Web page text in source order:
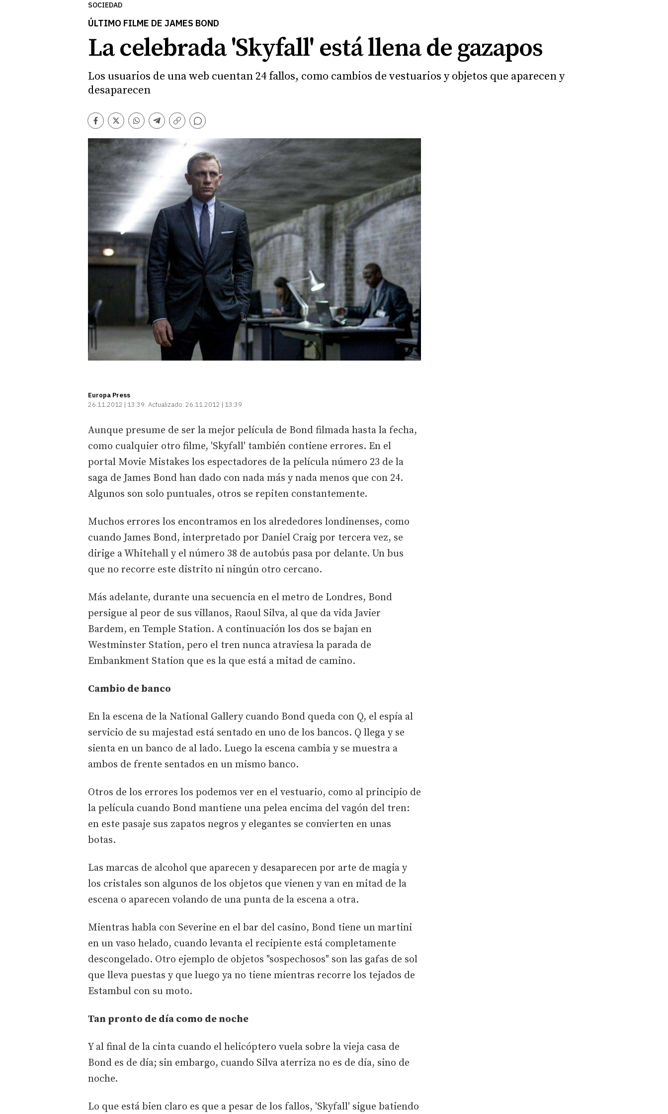
SOCIEDAD
ÚLTIMO FILME DE JAMES BOND
La celebrada 'Skyfall' está llena de gazapos
Los usuarios de una web cuentan 24 fallos, como cambios de vestuarios y objetos que aparecen y
desaparecen
Facebook
TwitterWhatsapp
Telegram
Copiar
Comentarios
Europa Press
26.11.2012 | 13:39 Actualizado: 26.11.2012 | 13:39
Aunque presume de ser la mejor película de Bond filmada hasta la fecha,
como cualquier otro filme, 'Skyfall' también contiene errores. En el
portal Movie Mistakes los espectadores de la película número 23 de la
saga de James Bond han dado con nada más y nada menos que con 24.
Algunos son solo puntuales, otros se repiten constantemente.
Muchos errores los encontramos en los alrededores londinenses, como
cuando James Bond, interpretado por Daniel Craig por tercera vez, se
dirige a Whitehall y el número 38 de autobús pasa por delante. Un bus
que no recorre este distrito ni ningún otro cercano.
Más adelante, durante una secuencia en el metro de Londres, Bond
persigue al peor de sus villanos, Raoul Silva, al que da vida Javier
Bardem, en Temple Station. A continuación los dos se bajan en
Westminster Station, pero el tren nunca atraviesa la parada de
Embankment Station que es la que está a mitad de camino.
Cambio de banco
En la escena de la National Gallery cuando Bond queda con Q, el espía al
servicio de su majestad está sentado en uno de los bancos. Q llega y se
sienta en un banco de al lado. Luego la escena cambia y se muestra a
ambos de frente sentados en un mismo banco.
Otros de los errores los podemos ver en el vestuario, como al principio de
la película cuando Bond mantiene una pelea encima del vagón del tren:
en este pasaje sus zapatos negros y elegantes se convierten en unas
botas.
Las marcas de alcohol que aparecen y desaparecen por arte de magia y
los cristales son algunos de los objetos que vienen y van en mitad de la
escena o aparecen volando de una punta de la escena a otra.
Mientras habla con Severine en el bar del casino, Bond tiene un martini
en un vaso helado, cuando levanta el recipiente está completamente
descongelado. Otro ejemplo de objetos "sospechosos" son las gafas de sol
que lleva puestas y que luego ya no tiene mientras recorre los tejados de
Estambul con su moto.
Tan pronto de día como de noche
Y al final de la cinta cuando el helicóptero vuela sobre la vieja casa de
Bond es de día; sin embargo, cuando Silva aterriza no es de día, sino de
noche.
Lo que está bien claro es que a pesar de los fallos, 'Skyfall' sigue batiendo